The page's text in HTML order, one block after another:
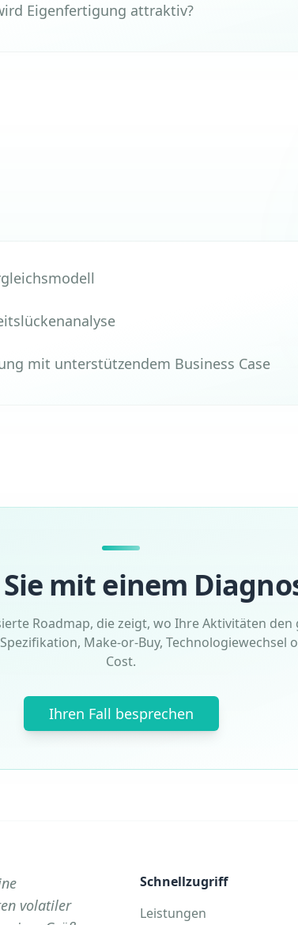
Eigenfertigung attraktiv?
mit unterstützendem Business Case
mit einem
Roadmap, die zeigt, wo Ihre Aktivitäten
Make-or-Buy, Technologiewechsel
Cost.
Ihren Fall besprechen
volatiler
Schnellzugriff
Leistungen